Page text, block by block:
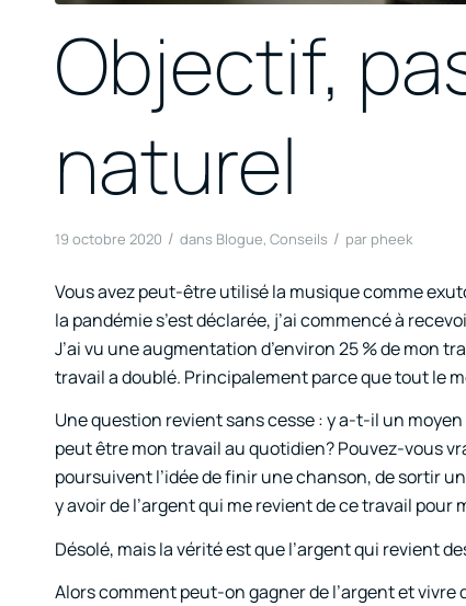
Objectif,
naturel
19 octobre 2020 / dans Blogue, Conseils / par pheek
Vous avez peut-être utilisé la musique comme
la pandémie s’est déclarée, j’ai commencé à
J’ai vu une augmentation d’environ 25 % de mon
travail a doublé. Principalement parce que tout le
Une question revient sans cesse : y a-t-il un
peut être mon travail au quotidien? Pouvez-vous
poursuivent l’idée de finir une chanson, de sortir
y avoir de l’argent qui me revient de ce travail
Désolé, mais la vérité est que l’argent qui revient
Alors comment peut-on gagner de l’argent et vivre